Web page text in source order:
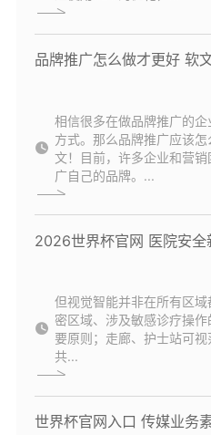
品牌推广怎么做才更好 软
相信很多在做品牌推广的
方式。那么品牌推广应该
文！目前，许多企业和营
广自己的品牌。...
2026世界杯官网 医院安全
但视觉智能并非在所有区
密区域、涉及敏感诊疗操
要原则；走廊、护士站可
共...
世界杯官网入口 传媒业务